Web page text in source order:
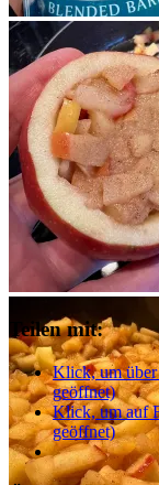
Teilen mit:
Klick, um über
geöffnet)
Klick, um auf
geöffnet)